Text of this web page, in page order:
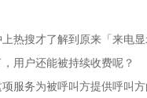
热搜才了解到原来「来电显
用户还能被持续收费呢？
服务为被呼叫方提供呼叫